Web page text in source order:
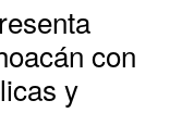
con
y